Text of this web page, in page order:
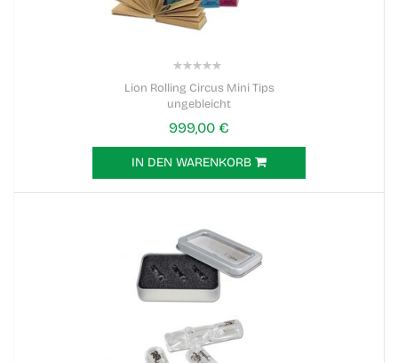
Lion Rolling Circus Mini Tips
ungebleicht
999,00 €
IN DEN WARENKORB